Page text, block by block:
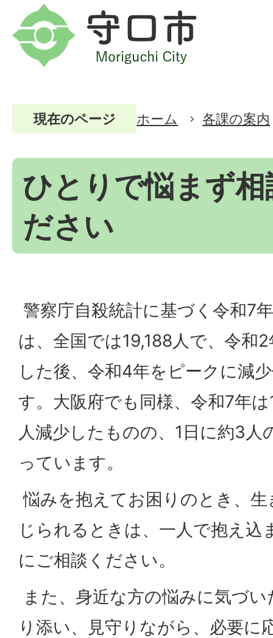
現在のページ ホーム 各課の案内
ひとりで悩まず
ださい
警察庁自殺統計に基づく令和7
は、全国では19,188人で、令和
した後、令和4年をピークに減
す。大阪府でも同様、令和7年
人減少したものの、1日に約3人
っています。
悩みを抱えてお困りのとき、
じられるときは、一人で抱え込
にご相談ください。
また、身近な方の悩みに気づ
り添い、見守りながら、必要に